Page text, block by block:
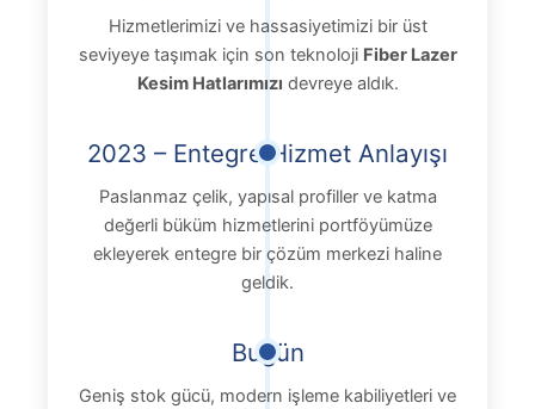
Hizmetlerimizi ve hassasiyetimizi bir üst
seviyeye taşımak için son teknoloji Fiber Lazer
Kesim Hatlarımızı devreye aldık.
2023 – Entegre Hizmet Anlayışı
Paslanmaz çelik, yapısal profiller ve katma
değerli büküm hizmetlerini portföyümüze
ekleyerek entegre bir çözüm merkezi haline
geldik.
Bugün
Geniş stok gücü, modern işleme kabiliyetleri ve